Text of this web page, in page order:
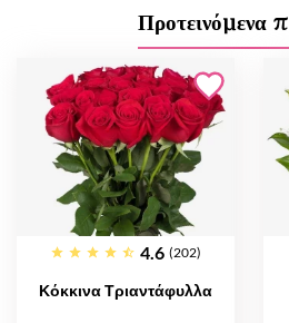
Προτεινόμενα
4.6 (202)
Κόκκινα Τριαντάφυλλα